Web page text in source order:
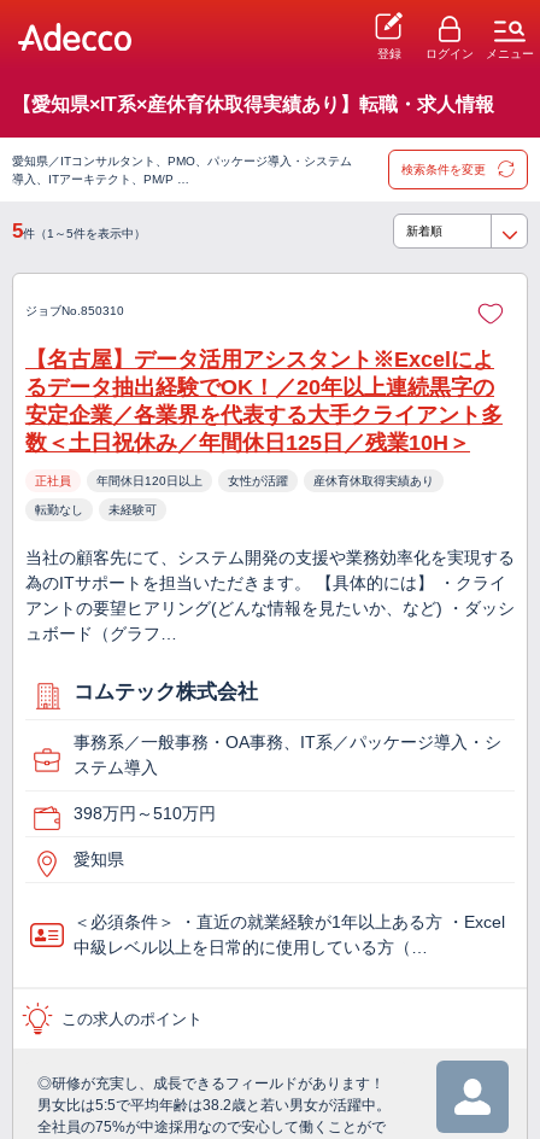
登録 ログイン メニュー
【愛知県×IT系×産休育休取得実績あり】転職・求人情報
愛知県／ITコンサルタント、PMO、パッケージ導入・システム
導入、ITアーキテクト、PM/P …
検索条件を変更
5件（1～5件を表示中）
ジョブNo.850310
【名古屋】データ活用アシスタント※Excelによ
るデータ抽出経験でOK！／20年以上連続黒字の
安定企業／各業界を代表する大手クライアント多
数＜土日祝休み／年間休日125日／残業10H＞
正社員 年間休日120日以上 女性が活躍 産休育休取得実績あり
転勤なし 未経験可
当社の顧客先にて、システム開発の支援や業務効率化を実現する
為のITサポートを担当いただきます。 【具体的には】 ・クライ
アントの要望ヒアリング(どんな情報を見たいか、など) ・ダッシ
ュボード（グラフ…
コムテック株式会社
事務系／一般事務・OA事務、IT系／パッケージ導入・シ
ステム導入
398万円～510万円
愛知県
＜必須条件＞ ・直近の就業経験が1年以上ある方 ・Excel
中級レベル以上を日常的に使用している方（…
この求人のポイント
◎研修が充実し、成長できるフィールドがあります！
男女比は5:5で平均年齢は38.2歳と若い男女が活躍中。
全社員の75%が中途採用なので安心して働くことがで